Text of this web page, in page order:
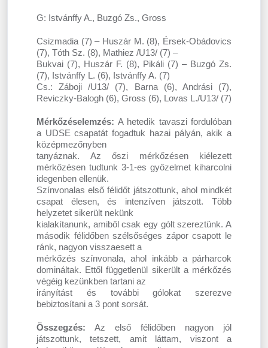
G: Istvánffy A., Buzgó Zs., Gross
Csizmadia (7) – Huszár M. (8), Érsek-Obádovics
(7), Tóth Sz. (8), Mathiez /U13/ (7) –
Bukvai (7), Huszár F. (8), Pikáli (7) – Buzgó Zs.
(7), Istvánffy L. (6), Istvánffy A. (7)
Cs.: Záboji /U13/ (7), Barna (6), Andrási (7),
Reviczky-Balogh (6), Gross (6), Lovas L./U13/ (7)
Mérkőzéselemzés: A hetedik tavaszi fordulóban
a UDSE csapatát fogadtuk hazai pályán, akik a
középmezőnyben
tanyáznak. Az őszi mérkőzésen kiélezett
mérkőzésen tudtunk 3-1-es győzelmet kiharcolni
idegenben ellenük.
Színvonalas első félidőt játszottunk, ahol mindkét
csapat élesen, és intenzíven játszott. Több
helyzetet sikerült nekünk
kialakítanunk, amiből csak egy gólt szereztünk. A
második félidőben szélsőséges zápor csapott le
ránk, nagyon visszaesett a
mérkőzés színvonala, ahol inkább a párharcok
domináltak. Ettől függetlenül sikerült a mérkőzés
végéig kezünkben tartani az
irányítást és további gólokat szerezve
bebiztosítani a 3 pont sorsát.
Összegzés: Az első félidőben nagyon jól
játszottunk, tetszett, amit láttam, viszont a